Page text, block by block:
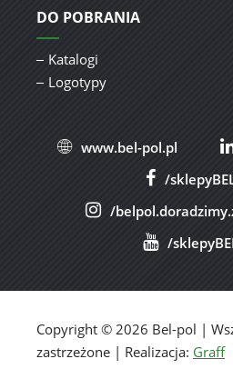
DO POBRANIA
Katalogi
Logotypy
www.bel-pol.pl
/
/
/
Copyright © 2026 Bel-pol |
zastrzeżone | Realizacja: Graff